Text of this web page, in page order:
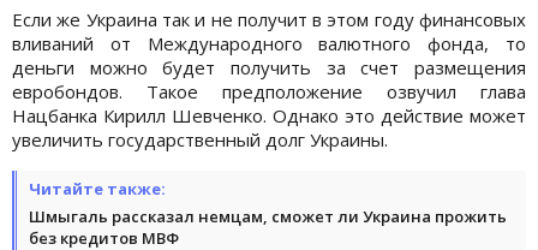
Если же Украина так и не получит в этом году финансовых
вливаний от Международного валютного фонда, то
деньги можно будет получить за счет размещения
евробондов. Такое предположение озвучил глава
Нацбанка Кирилл Шевченко. Однако это действие может
увеличить государственный долг Украины.
Читайте также:
Шмыгаль рассказал немцам, сможет ли Украина прожить
без кредитов МВФ